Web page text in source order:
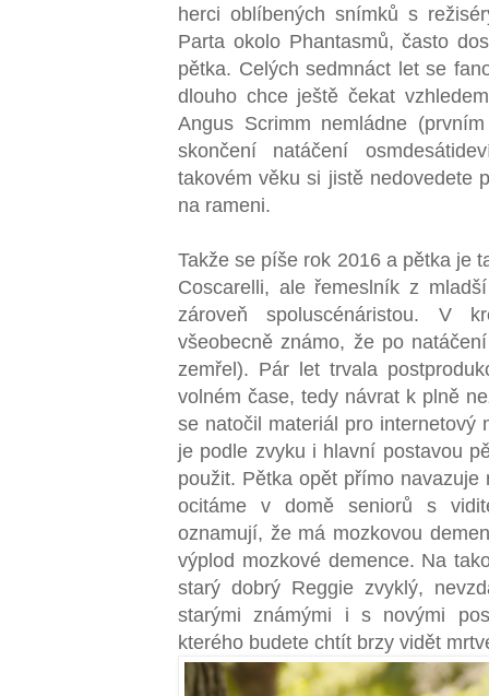
herci oblíbených snímků s
Parta okolo Phantasmů, často
pětka. Celých sedmnáct let se
dlouho chce ještě čekat
Angus Scrimm nemládne
skončení natáčení
takovém věku si jistě nedovedete
na rameni.
Takže se píše rok 2016 a pětka je
Coscarelli, ale řemeslník z
zároveň spoluscénáristou. V
všeobecně známo, že po
zemřel). Pár let trvala
volném čase, tedy návrat k plně
se natočil materiál pro internetový
je podle zvyku i hlavní postavou
použit. Pětka opět přímo
ocitáme v domě seniorů s
oznamují, že má mozkovou
výplod mozkové demence. Na
starý dobrý Reggie zvyklý,
starými známými i s novými
kterého budete chtít brzy vidět